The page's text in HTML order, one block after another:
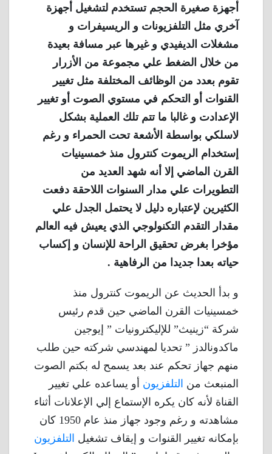
أجهزة صغيرة الحجم تستخدم لتشغيل أجهزة
آخري مثل التلفزيونات و الريسيفرات و
مشغلات الديفيدي و غيرها عبر مسافة بعيدة
من خلال الضغط علي مجموعة من الأزرار
تقوم بعدد من الوظائف المختلفة مثل تغيير
القنوات أو التحكم في مستوي الصوت أو تغيير
الإعدادت و غالبا ما تتم تلك العملية بشكل
لاسلكي بواسطة الأشعة تحت الحمراء و رغم
إستخدام الريموت كنترول منذ خمسينيات
القرن الماضي إلا أنه شهد العديد من
التطويرات علي مدار السنوات اللاحقة دفعت
الكثيرين لإعتباره دليل لا يحتمل الجدل علي
مقدار التقدم التكنولوجي الذي يعيش فيه العالم
مؤخرا بغرض تحقيق الراحة للإنسان و إكساب
حياته بعدا جديدا من الرفاهية .
و بدأ الحديث عن الريموت كنترول منذ
خمسينيات القرن الماضي حين قدم رئيس
شركة “زينيث” للإليكترونيات ” إيوجين
ماكدونالدز ” تحديا لمهندسي شركته حين طلب
منهم جهاز تحكم عند بعد يسمح له بكتم الصوت
المنبعث من التلفزيون أو يساعده علي تغيير
القناة لأنه كان يكره الإستماع إلي الإعلانات أثناء
مشاهدته و رغم وجود جهاز منذ عام 1950 كان
بإمكانه تغيير القنوات و إيقاف تشغيل التلفزيون